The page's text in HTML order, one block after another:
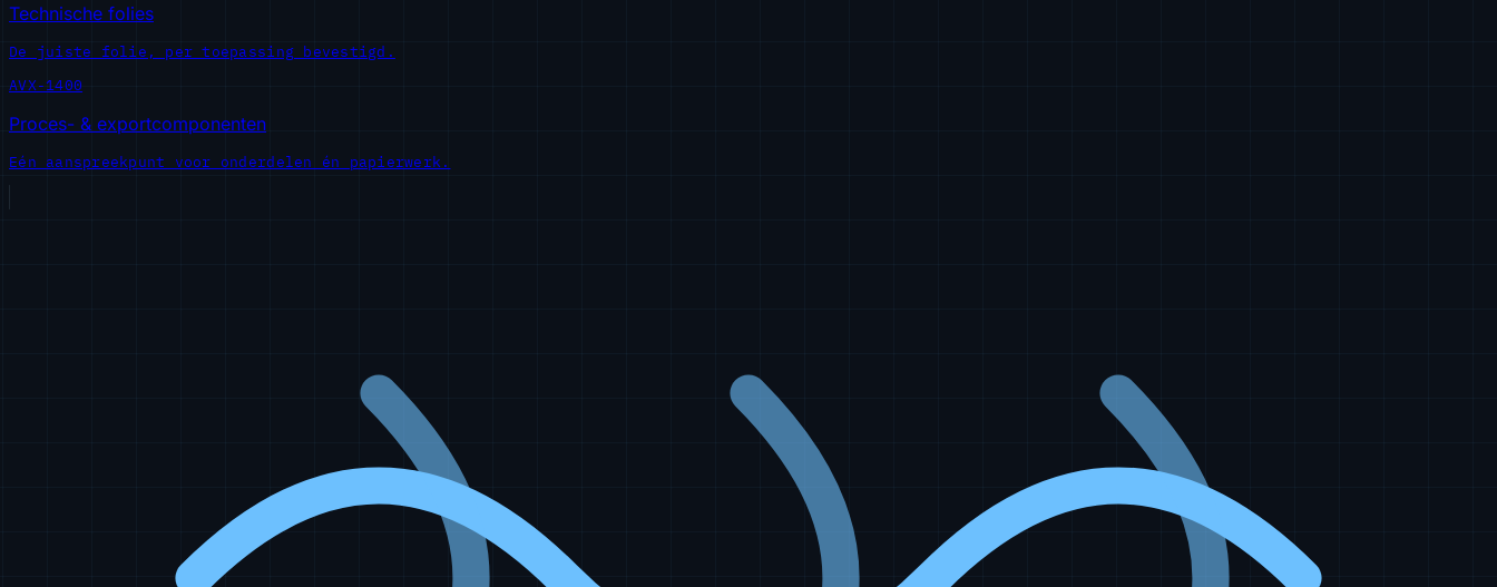
Technische folies
De juiste folie, per toepassing bevestigd.
AVX-1400
Proces- & exportcomponenten
Eén aanspreekpunt voor onderdelen én papierwerk.